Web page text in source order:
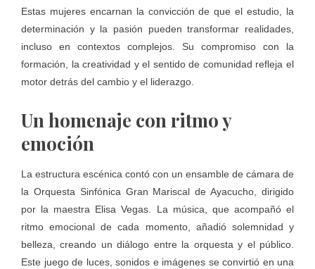
Estas mujeres encarnan la convicción de que el estudio, la
determinación y la pasión pueden transformar realidades,
incluso en contextos complejos. Su compromiso con la
formación, la creatividad y el sentido de comunidad refleja el
motor detrás del cambio y el liderazgo.
Un homenaje con ritmo y
emoción
La estructura escénica contó con un ensamble de cámara de
la Orquesta Sinfónica Gran Mariscal de Ayacucho, dirigido
por la maestra Elisa Vegas. La música, que acompañó el
ritmo emocional de cada momento, añadió solemnidad y
belleza, creando un diálogo entre la orquesta y el público.
Este juego de luces, sonidos e imágenes se convirtió en una